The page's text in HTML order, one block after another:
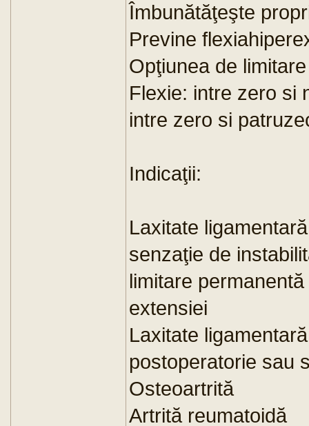
Îmbunătăţeşte
Previne
Opţiunea de
Flexie: intre zero si
intre zero si
Indicaţii:
Laxitate
senzaţie de
limitare
extensiei
Laxitate
postoperatorie sau
Osteoartrită
Artrită reumatoidă